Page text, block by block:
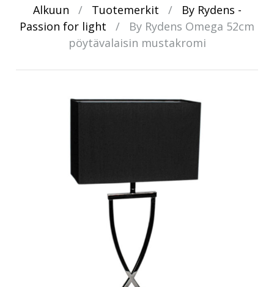
Alkuun / Tuotemerkit /
By Rydens -
Passion for light
/
By Rydens Omega 52cm
pöytävalaisin mustakromi